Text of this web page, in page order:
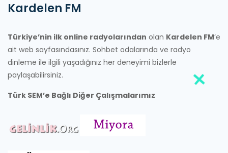
Kardelen FM
Türkiye’nin ilk online radyolarından olan Kardelen FM‘e
ait web sayfasındasınız. Sohbet odalarında ve radyo
dinleme ile ilgili yaşadığınız her deneyimi bizlerle
paylaşabilirsiniz.
Türk SEM’e Bağlı Diğer Çalışmalarımız